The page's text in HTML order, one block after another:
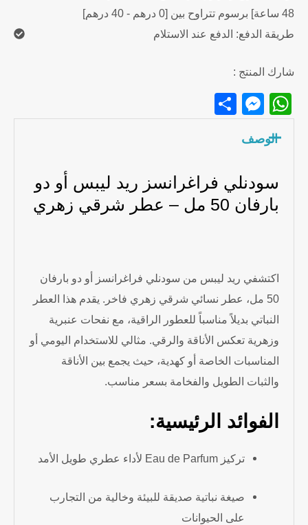
48 ساعة] برسوم تتراوح بين [0 درهم - 40 درهم]
طريقة الدفع: الدفع عند الاستلام
شارك المنتج :
WhatsApp
Messenger
الوصف
سودنلي فراغرانسز ريد ليبس أو دو
بارفان 50 مل – عطر شرقي زهري
اكتشفي ريد ليبس من سودنلي فراغرانسز أو دو بارفان
50 مل، عطر نسائي شرقي زهري فاخر. يقدم هذا العطر
النباتي بديلاً مناسباً للعطور الراقية، مع نفحات عنبرية
وزهرية تعكس الأناقة والرقي. مثالي للاستخدام اليومي أو
المناسبات الخاصة أو كهدية، حيث يجمع بين الأناقة
والثبات الطويل والفخامة بسعر مناسب.
الفوائد الرئيسية:
تركيز Eau de Parfum لأداء عطري طويل الأمد
صيغة نباتية صديقة للبيئة وخالية من التجارب
على الحيوانات